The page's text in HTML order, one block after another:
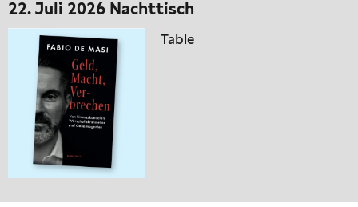
22. Juli 2026 Nachttisch
Table